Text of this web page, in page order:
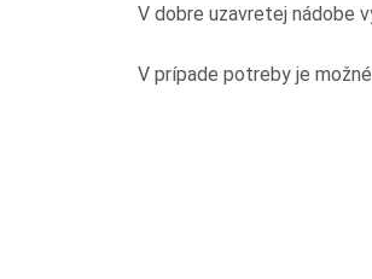
V dobre uzavretej nádobe
V prípade potreby je